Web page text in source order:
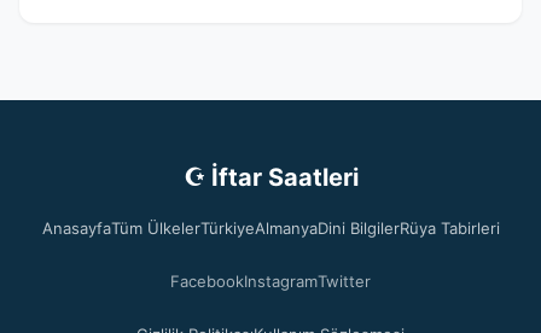
☪ İftar Saatleri
AnasayfaTüm ÜlkelerTürkiyeAlmanyaDini BilgilerRüya Tabirleri
FacebookInstagramTwitter